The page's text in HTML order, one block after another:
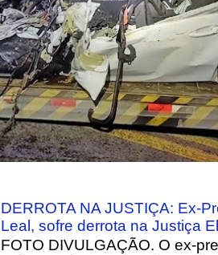
DERROTA NA JUSTIÇA: Ex-
Leal, sofre derrota na Justiça
FOTO DIVULGAÇÃO. O ex-